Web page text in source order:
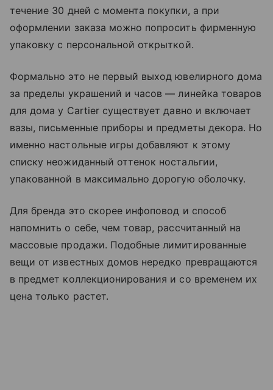
течение 30 дней с момента покупки, а при
оформлении заказа можно попросить фирменную
упаковку с персональной открыткой.
Формально это не первый выход ювелирного дома
за пределы украшений и часов — линейка товаров
для дома у Cartier существует давно и включает
вазы, письменные приборы и предметы декора. Но
именно настольные игры добавляют к этому
списку неожиданный оттенок ностальгии,
упакованной в максимально дорогую оболочку.
Для бренда это скорее инфоповод и способ
напомнить о себе, чем товар, рассчитанный на
массовые продажи. Подобные лимитированные
вещи от известных домов нередко превращаются
в предмет коллекционирования и со временем их
цена только растет.